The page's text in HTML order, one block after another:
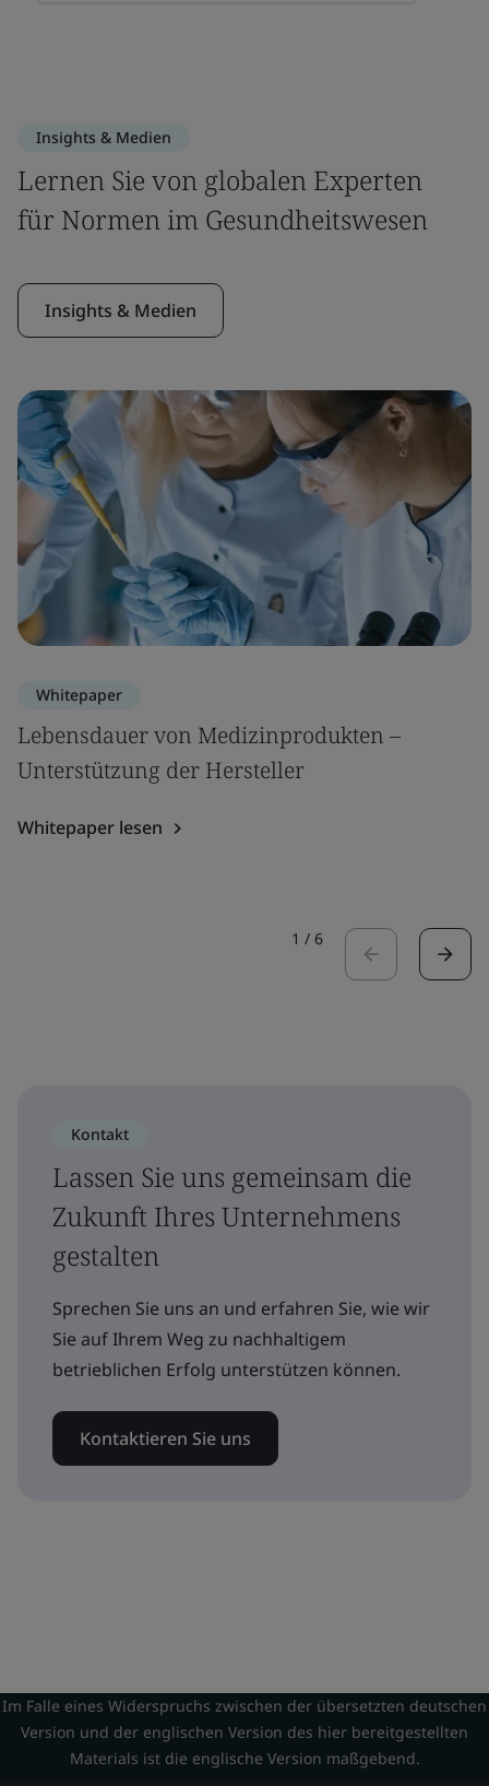
Insights & Medien
Lernen Sie von globalen Experten
für Normen im Gesundheitswesen
Insights & Medien
Whitepaper
Lebensdauer von Medizinprodukten –
Unterstützung der Hersteller
Whitepaper lesen
1 / 6
Kontakt
Lassen Sie uns gemeinsam die
Zukunft Ihres Unternehmens
gestalten
Sprechen Sie uns an und erfahren Sie, wie wir
Sie auf Ihrem Weg zu nachhaltigem
betrieblichen Erfolg unterstützen können.
Kontaktieren Sie uns
Im Falle eines Widerspruchs zwischen der übersetzten deutschen
Version und der englischen Version des hier bereitgestellten
Materials ist die englische Version maßgebend.